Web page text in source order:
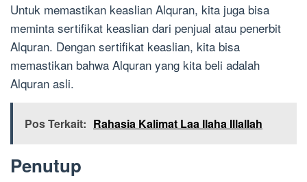
Untuk memastikan keaslian Alquran, kita juga bisa
meminta sertifikat keaslian dari penjual atau penerbit
Alquran. Dengan sertifikat keaslian, kita bisa
memastikan bahwa Alquran yang kita beli adalah
Alquran asli.
Pos Terkait: Rahasia Kalimat Laa Ilaha Illallah
Penutup